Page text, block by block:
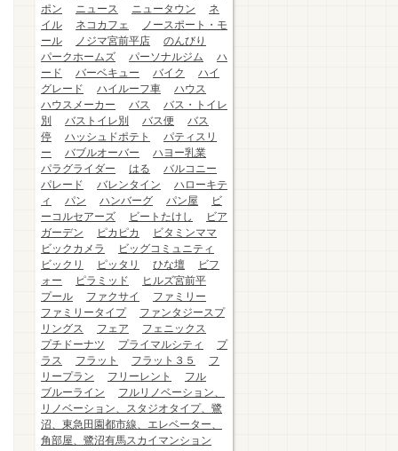
ポン
ニュース ニュータウン
ネ
イル
ネコカフェ
ノースポート・モ
ール
ノジマ宮前平店
のんびり
パークホームズ
パーソナルジム
ハ
ード
バーベキュー バイク
ハイ
グレード
ハイルーフ車
ハウス
ハウスメーカー
バス
バス・トイレ
別
バストイレ別 バス便
バス
停
ハッシュドポテト
パティスリ
ー
バブルオーバー
ハヨー乳業
パラグライダー
はる
バルコニー
パレード
バレンタイン
ハローキテ
ィ
パン ハンバーグ パン屋
ビ
ーコルセアーズ
ビートたけし
ビア
ガーデン
ピカピカ
ビタミンママ
ビックカメラ
ビッグコミュニティ
ビックリ
ピッタリ ひな壇
ビフ
ォー
ピラミッド
ヒルズ宮前平
プール
ファクサイ
ファミリー
ファミリータイプ
ファンタジースプ
リングス
フェア
フェニックス
プチドーナツ
プライマルシティ
プ
ラス
フラット フラット３５
フ
リープラン
フリーレント
フル
ブルーライン
フルリノベーション、
リノベーション、スタジオタイプ、鷺
沼、東急田園都市線、エレベーター、
角部屋、鷺沼有馬スカイマンション